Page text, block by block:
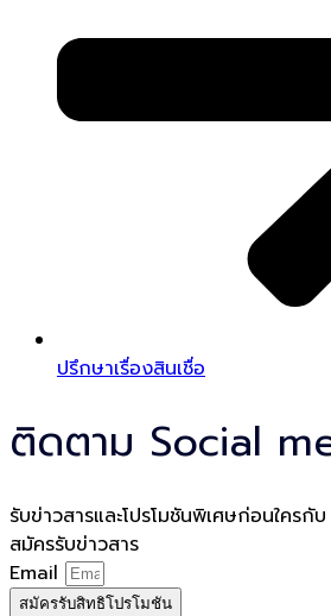
ปรึกษาเรื่องสินเชื่อ
ติดตาม Social
รับข่าวสารและโปรโมชันพิเศษก่อนใคร
สมัครรับข่าวสาร
Email
สมัครรับสิทธิโปรโมชัน